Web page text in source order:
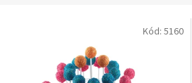
Kód: 5160